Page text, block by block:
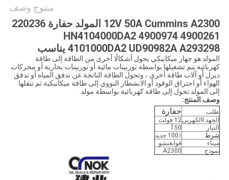
منتوج وصف
12V 50A Cummins A2300 المولد حفارة 220236
4900261 4900974 HN4104000DA2
4101000DA2 UD90982A A293298 يناسب
المولد هو جهاز ميكانيكي يحول أشكالًا أخرى من الطاقة إلى طاقة
كهربائية.يتم تشغيلها بواسطة توربينات مائية أو توربينات بخارية أو محركات
ديزل أو آلات طاقة أخرى ، وتحول الطاقة الناتجة عن تدفق المياه أو تدفق
الهواء أو احتراق الوقود أو الانشطار النووي إلى طاقة ميكانيكية ثم تنقلها
إلى المولد.تحول إلى طاقة كهربائية بواسطة مولد.
وصف المنتج:
طلب حفارة
الجهد االكهربى12 فولت
التيار
50 أ
شرط
100٪ جديد
ميناء
قوانغتشو
نموذج
A2300